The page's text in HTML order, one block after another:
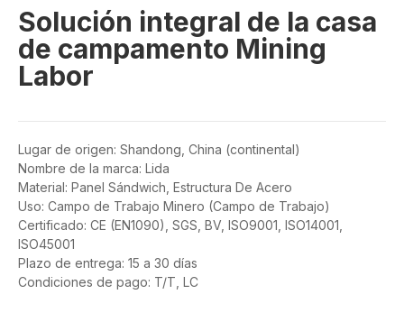
Solución integral de la casa
de campamento Mining
Labor
Lugar de origen: Shandong, China (continental)
Nombre de la marca: Lida
Material: Panel Sándwich, Estructura De Acero
Uso: Campo de Trabajo Minero (Campo de Trabajo)
Certificado: CE (EN1090), SGS, BV, ISO9001, ISO14001,
ISO45001
Plazo de entrega: 15 a 30 días
Condiciones de pago: T/T, LC